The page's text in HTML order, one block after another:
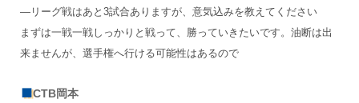
―リーグ戦はあと3試合ありますが、意気込みを教えてください
まずは一戦一戦しっかりと戦って、勝っていきたいです。油断は出
来ませんが、選手権へ行ける可能性はあるので
CTB岡本